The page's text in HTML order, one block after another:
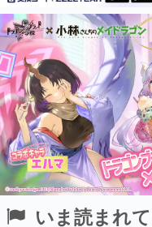
ピックアッ
電ファミのいま読まれて
アプリセール情報
インタビュー
連載・特集
殿堂入り記
SNS拡散数が
いま読まれ